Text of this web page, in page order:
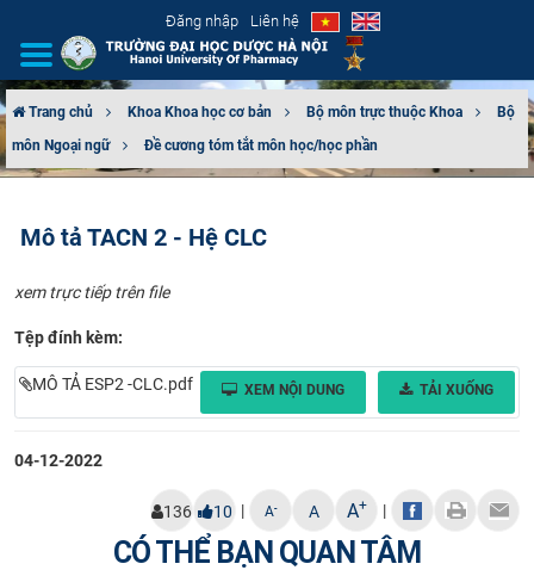
Đăng nhập Liên hệ
GIỚI THIỆU
ĐÀO TẠO
ĐẢM BẢO CHẤT LƯỢNG
KHOA HỌC CÔNG NGHỆ
Trang chủ Khoa Khoa học cơ bản Bộ môn trực thuộc Khoa
Bộ
môn Ngoại ngữ
Đề cương tóm tắt môn học/học phần
Mô tả TACN 2 - Hệ CLC
xem trực tiếp trên file
Tệp đính kèm:
MÔ TẢ ESP2 -CLC.pdf XEM NỘI DUNG TẢI XUỐNG
04-12-2022
136 10 | A- A A+ |
CÓ THỂ BẠN QUAN TÂM